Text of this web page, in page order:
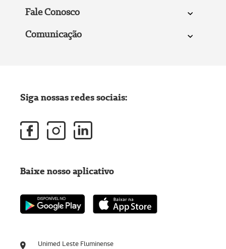
Fale Conosco
Comunicação
Unimed Leste Fluminense
Siga nossas redes sociais:
Baixe nosso aplicativo